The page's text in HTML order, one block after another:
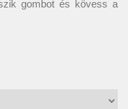
gombot és kövess a